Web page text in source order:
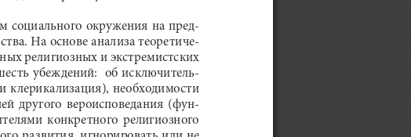
социального окружения на пред
На основе анализа теоретиче
религиозных и экстремистских
убеждений:  об исключитель
клерикализация), необходимости
другого  вероисповедания  (фун
конкретного  религиозного
развития, игнорировать или не